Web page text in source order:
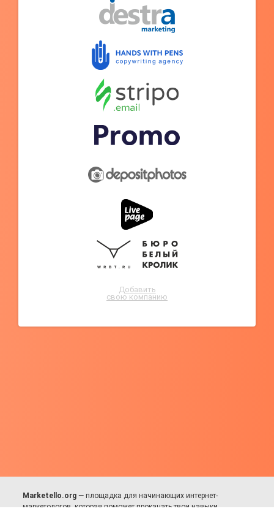
Добавить
свою компанию
Marketello.org — площадка для начинающих интернет-
маркетологов, которая поможет прокачать твои навыки.